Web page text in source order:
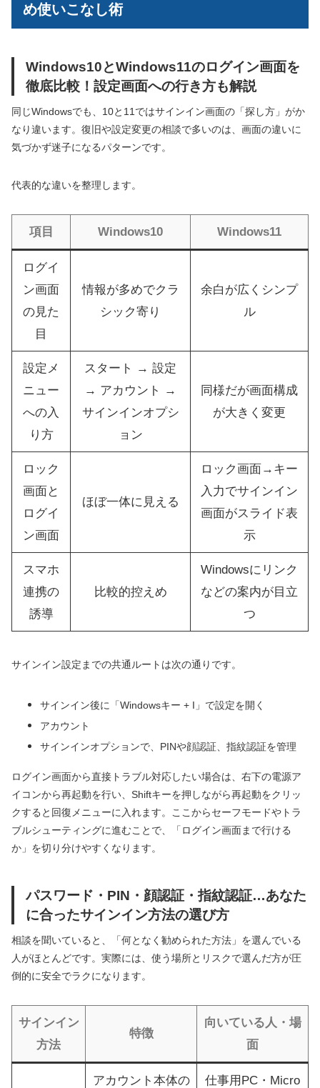
め使いこなし術
Windows10とWindows11のログイン画面を
徹底比較！設定画面への行き方も解説
同じWindowsでも、10と11ではサインイン画面の「探し方」がか
なり違います。復旧や設定変更の相談で多いのは、画面の違いに
気づかず迷子になるパターンです。
代表的な違いを整理します。
項目 Windows10 Windows11
ログイ
ン画面
の見た
目
情報が多めでクラ
シック寄り
余白が広くシンプ
ル
設定メ
ニュー
への入
り方
スタート → 設定
→ アカウント →
サインインオプシ
ョン
同様だが画面構成
が大きく変更
ロック
画面と
ログイ
ン画面
ほぼ一体に見える
ロック画面→キー
入力でサインイン
画面がスライド表
示
スマホ
連携の
誘導
比較的控えめ
Windowsにリンク
などの案内が目立
つ
サインイン設定までの共通ルートは次の通りです。
サインイン後に「Windowsキー + I」で設定を開く
アカウント
サインインオプションで、PINや顔認証、指紋認証を管理
ログイン画面から直接トラブル対応したい場合は、右下の電源ア
イコンから再起動を行い、Shiftキーを押しながら再起動をクリッ
クすると回復メニューに入れます。ここからセーフモードやトラ
ブルシューティングに進むことで、「ログイン画面まで行ける
か」を切り分けやすくなります。
パスワード・PIN・顔認証・指紋認証…あなた
に合ったサインイン方法の選び方
相談を聞いていると、「何となく勧められた方法」を選んでいる
人がほとんどです。実際には、使う場所とリスクで選んだ方が圧
倒的に安全でラクになります。
サインイン
方法
特徴
向いている人・場
面
アカウント本体の
仕事用PC・Micro